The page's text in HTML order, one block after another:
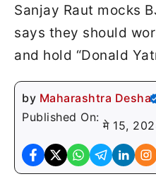
Sanjay Raut mocks
says they should
and hold “Donald
by Maharashtra Desha
Published On:
मे 15,